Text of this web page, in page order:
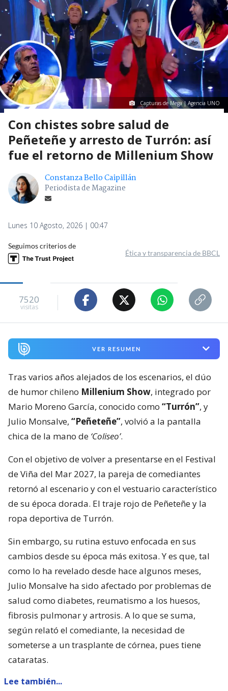
Capturas de Mega | Agencia UNO
Con chistes sobre salud de
Peñeteñe y arresto de Turrón: así
fue el retorno de Millenium Show
Constanza Bello Caipillán
Periodista de Magazine
Lunes 10 Agosto, 2026 | 00:47
Seguimos criterios de
Ética y transparencia de BBCL
7520
visitas
VER RESUMEN
Tras varios años alejados de los escenarios, el dúo
de humor chileno Millenium Show, integrado por
Mario Moreno García, conocido como “Turrón”, y
Julio Monsalve, “Peñeteñe”, volvió a la pantalla
chica de la mano de ‘Coliseo’.
Con el objetivo de volver a presentarse en el Festival
de Viña del Mar 2027, la pareja de comediantes
retornó al escenario y con el vestuario característico
de su época dorada. El traje rojo de Peñeteñe y la
ropa deportiva de Turrón.
Sin embargo, su rutina estuvo enfocada en sus
cambios desde su época más exitosa. Y es que, tal
como lo ha revelado desde hace algunos meses,
Julio Monsalve ha sido afectado por problemas de
salud como diabetes, reumatismo a los huesos,
fibrosis pulmonar y artrosis. A lo que se suma,
según relató el comediante, la necesidad de
someterse a un trasplante de córnea, pues tiene
cataratas.
Lee también...